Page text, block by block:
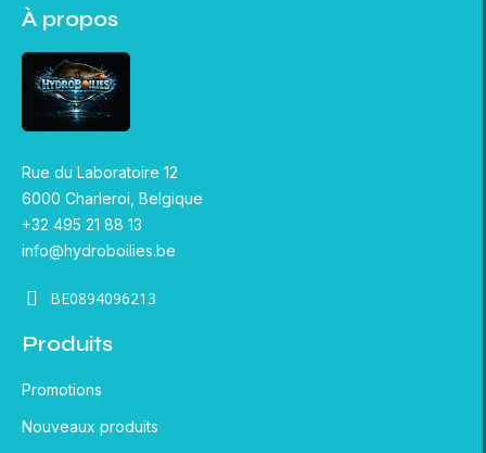
À propos
Rue du Laboratoire 12
6000 Charleroi, Belgique
+32 495 21 88 13
info@hydroboilies.be
BE0894096213
Produits
Promotions
Nouveaux produits